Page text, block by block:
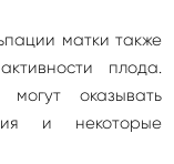
матки также
плода.
оказывать
и некоторые